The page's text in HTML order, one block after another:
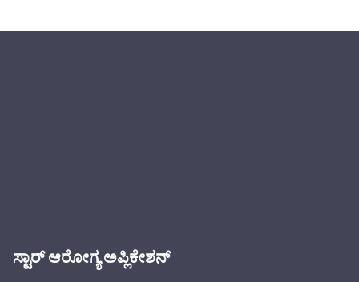
ಸ್ಟಾರ್ ಆರೋಗ್ಯ ಅಪ್ಲಿಕೇಶನ್